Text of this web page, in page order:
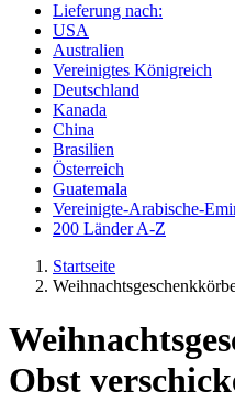
Lieferung nach:
USA
Australien
Vereinigtes Königreich
Deutschland
Kanada
China
Brasilien
Österreich
Guatemala
Vereinigte-Arabische-
200 Länder A-Z
Startseite
Obst